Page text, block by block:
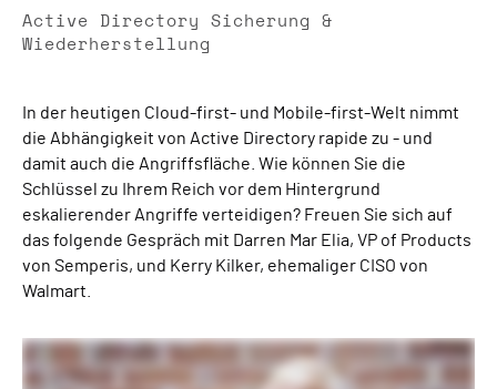
Active Directory Sicherung &
Wiederherstellung
In der heutigen Cloud-first- und Mobile-first-Welt nimmt
die Abhängigkeit von Active Directory rapide zu - und
damit auch die Angriffsfläche. Wie können Sie die
Schlüssel zu Ihrem Reich vor dem Hintergrund
eskalierender Angriffe verteidigen? Freuen Sie sich auf
das folgende Gespräch mit Darren Mar Elia, VP of Products
von Semperis, und Kerry Kilker, ehemaliger CISO von
Walmart.